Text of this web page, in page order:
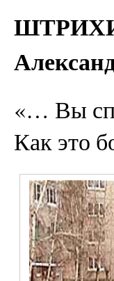
ШТРИХИ
«… Вы
Как это